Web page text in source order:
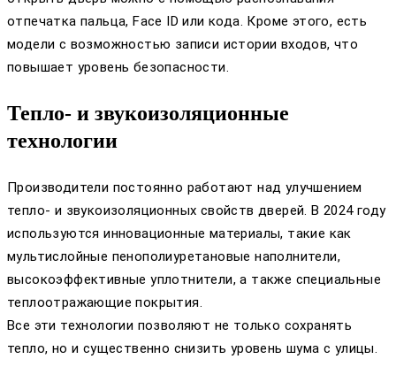
отпечатка пальца, Face ID или кода. Кроме этого, есть
модели с возможностью записи истории входов, что
повышает уровень безопасности.
Тепло- и звукоизоляционные
технологии
Производители постоянно работают над улучшением
тепло- и звукоизоляционных свойств дверей. В 2024 году
используются инновационные материалы, такие как
мультислойные пенополиуретановые наполнители,
высокоэффективные уплотнители, а также специальные
теплоотражающие покрытия.
Все эти технологии позволяют не только сохранять
тепло, но и существенно снизить уровень шума с улицы.